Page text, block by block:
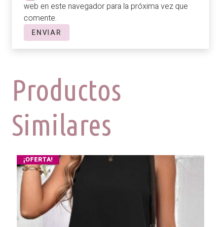
web en este navegador para la próxima vez que
comente.
Productos
Similares
¡OFERTA!